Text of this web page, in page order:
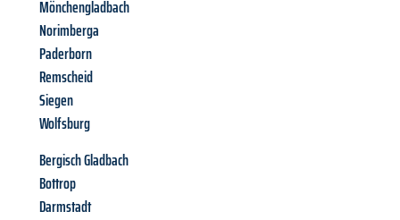
Mönchengladbach
Norimberga
Paderborn
Remscheid
Siegen
Wolfsburg
Bergisch Gladbach
Bottrop
Darmstadt